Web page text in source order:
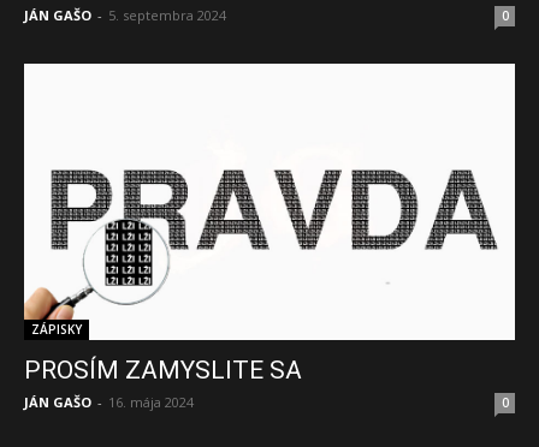
JÁN GAŠO - 5. septembra 2024 0
ZÁPISKY
PROSÍM ZAMYSLITE SA
JÁN GAŠO - 16. mája 2024 0